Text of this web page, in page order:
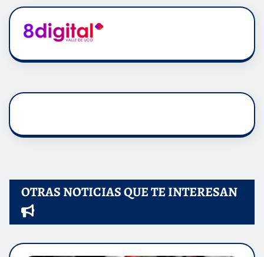
OTRAS NOTICIAS QUE TE INTERESAN